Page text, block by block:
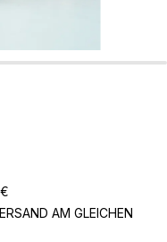
AM GLEICHEN